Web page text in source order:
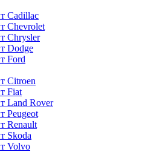
Cadillac
Chevrolet
Chrysler
Dodge
Ford
Citroen
Fiat
Land Rover
Peugeot
Renault
Skoda
Volvo